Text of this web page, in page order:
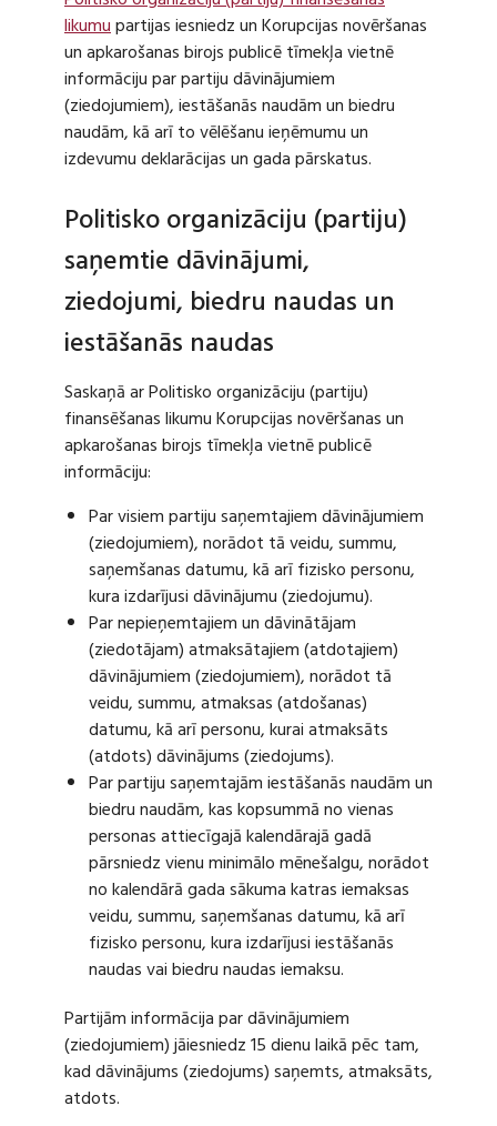
likumupartijas iesniedz un Korupcijas novēršanas
un apkarošanas birojs publicē tīmekļa vietnē
informāciju par partiju dāvinājumiem
(ziedojumiem), iestāšanās naudām un biedru
naudām, kā arī to vēlēšanu ieņēmumu un
izdevumu deklarācijas un gada pārskatus.
Politisko organizāciju (partiju)
saņemtie dāvinājumi,
ziedojumi, biedru naudas un
iestāšanās naudas
Saskaņā ar Politisko organizāciju (partiju)
finansēšanas likumu Korupcijas novēršanas un
apkarošanas birojs tīmekļa vietnē publicē
informāciju:
Par visiem partiju saņemtajiem dāvinājumiem
(ziedojumiem), norādot tā veidu, summu,
saņemšanas datumu, kā arī fizisko personu,
kura izdarījusi dāvinājumu (ziedojumu).
Par nepieņemtajiem un dāvinātājam
(ziedotājam) atmaksātajiem (atdotajiem)
dāvinājumiem (ziedojumiem), norādot tā
veidu, summu, atmaksas (atdošanas)
datumu, kā arī personu, kurai atmaksāts
(atdots) dāvinājums (ziedojums).
Par partiju saņemtajām iestāšanās naudām un
biedru naudām, kas kopsummā no vienas
personas attiecīgajā kalendārajā gadā
pārsniedz vienu minimālo mēnešalgu, norādot
no kalendārā gada sākuma katras iemaksas
veidu, summu, saņemšanas datumu, kā arī
fizisko personu, kura izdarījusi iestāšanās
naudas vai biedru naudas iemaksu.
Partijām informācija par dāvinājumiem
(ziedojumiem) jāiesniedz 15 dienu laikā pēc tam,
kad dāvinājums (ziedojums) saņemts, atmaksāts,
atdots.